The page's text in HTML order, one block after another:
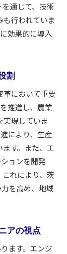
通じて、技術
行われていま
効果的に導入
割
革において重要
推進し、農業
実現していま
により、生産
す。また、エ
ョンを開発
れにより、茨
を高め、地域
アの視点
ます。エンジ